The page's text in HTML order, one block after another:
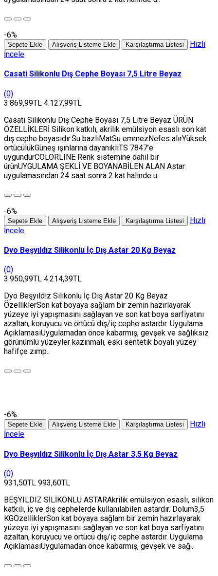
-6%
Sepete Ekle Alışveriş Listeme Ekle Karşılaştırma Listesi
Hızlı
İncele
Casati Silikonlu Dış Cephe Boyası 7,5 Litre Beyaz
(0)
3.869,99TL 4.127,99TL
Casati Silikonlu Dış Cephe Boyası 7,5 Litre Beyaz ÜRÜN
ÖZELLİKLERİ Silikon katkılı, akrilik emülsiyon esaslı son kat
dış cephe boyasıdır.Su bazlıMatSu emmezNefes alırYüksek
örtücülükGüneş ışınlarına dayanıklıTS 7847’e
uygundurCOLORLINE Renk sistemine dahil bir
ürünUYGULAMA ŞEKLİ VE BOYANABİLEN ALAN Astar
uygulamasından 24 saat sonra 2 kat halinde u..
-6%
Sepete Ekle Alışveriş Listeme Ekle Karşılaştırma Listesi
Hızlı
İncele
Dyo Beşyıldız Silikonlu İç Dış Astar 20 Kg Beyaz
(0)
3.950,99TL 4.214,39TL
Dyo Beşyıldız Silikonlu İç Dış Astar 20 Kg Beyaz
ÖzelliklerSon kat boyaya sağlam bir zemin hazırlayarak
yüzeye iyi yapışmasını sağlayan ve son kat boya sarfiyatını
azaltan, koruyucu ve örtücü dış/iç cephe astardır. Uygulama
AçıklamasıUygulamadan önce kabarmış, gevşek ve sağlıksız
görünümlü yüzeyler kazınmalı, eski sentetik boyalı yüzey
hafifçe zımp..
-6%
Sepete Ekle Alışveriş Listeme Ekle Karşılaştırma Listesi
Hızlı
İncele
Dyo Beşyıldız Silikonlu İç Dış Astar 3,5 Kg Beyaz
(0)
931,50TL 993,60TL
BEŞYILDIZ SİLİKONLU ASTARAkrilik emülsiyon esaslı, silikon
katkılı, iç ve dış cephelerde kullanılabilen astardır. Dolum3,5
KGÖzelliklerSon kat boyaya sağlam bir zemin hazırlayarak
yüzeye iyi yapışmasını sağlayan ve son kat boya sarfiyatını
azaltan, koruyucu ve örtücü dış/iç cephe astardır. Uygulama
AçıklamasıUygulamadan önce kabarmış, gevşek ve sağ..